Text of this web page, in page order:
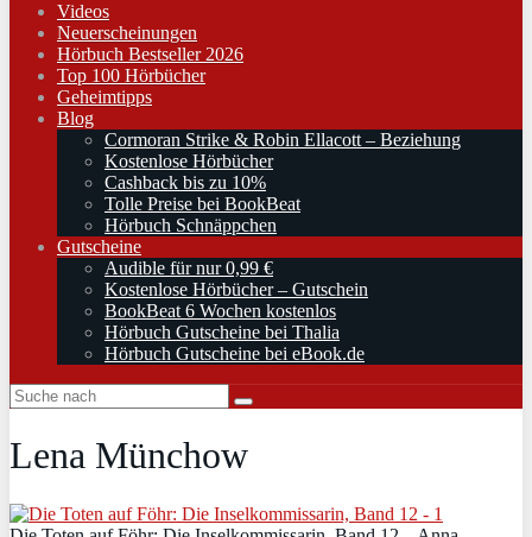
Videos
Neuerscheinungen
Hörbuch Bestseller 2026
Top 100 Hörbücher
Geheimtipps
Blog
Cormoran Strike & Robin Ellacott – Beziehung
Kostenlose Hörbücher
Cashback bis zu 10%
Tolle Preise bei BookBeat
Hörbuch Schnäppchen
Gutscheine
Audible für nur 0,99 €
Kostenlose Hörbücher – Gutschein
BookBeat 6 Wochen kostenlos
Hörbuch Gutscheine bei Thalia
Hörbuch Gutscheine bei eBook.de
Lena Münchow